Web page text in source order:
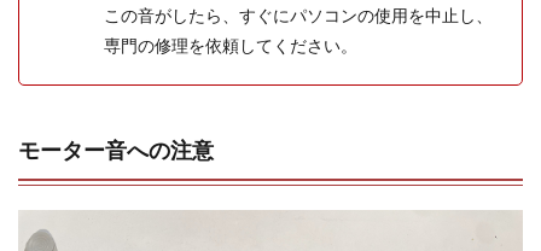
この音がしたら、すぐにパソコンの使用を中止し、
専門の修理を依頼してください。
モーター音への注意